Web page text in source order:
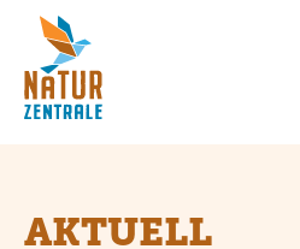
AKTUELL